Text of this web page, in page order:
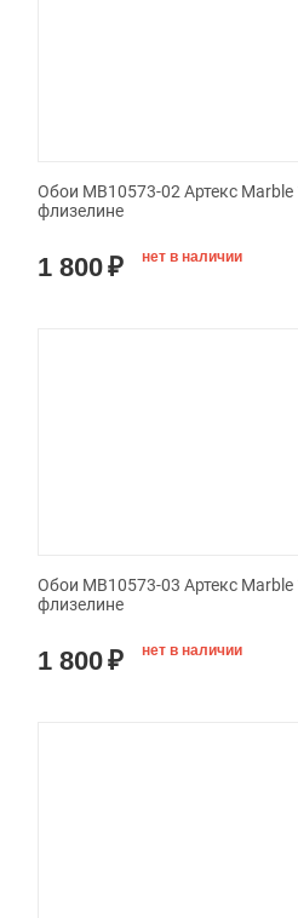
Обои MB10573-02 Артекс
флизелине
1 800₽ нет в наличии
Обои MB10573-03 Артекс
флизелине
1 800₽ нет в наличии